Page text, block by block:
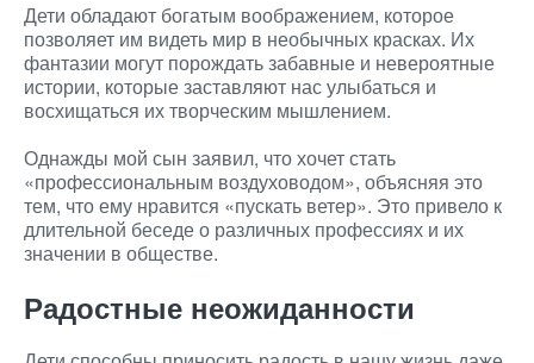
Дети обладают богатым воображением, которое
позволяет им видеть мир в необычных красках. Их
фантазии могут порождать забавные и невероятные
истории, которые заставляют нас улыбаться и
восхищаться их творческим мышлением.
Однажды мой сын заявил, что хочет стать
«профессиональным воздуховодом», объясняя это
тем, что ему нравится «пускать ветер». Это привело к
длительной беседе о различных профессиях и их
значении в обществе.
Радостные неожиданности